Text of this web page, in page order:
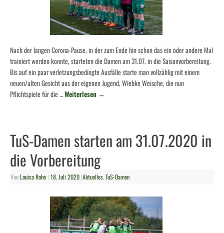
Nach der langen Corona-Pause, in der zum Ende hin schon das ein oder andere Mal
trainiert werden konnte, starteten die Damen am 31.07. in die Saisonvorbereitung.
Bis auf ein paar verletzungsbedingte Ausfälle starte man vollzählig mit einem
neuen/alten Gesicht aus der eigenen Jugend, Wiebke Weische, die nun
Pflichtspiele für die …Weiterlesen →
TuS-Damen starten am 31.07.2020 in
die Vorbereitung
VonLouisa Rohe | 18. Juli 2020 |Aktuelles,TuS-Damen